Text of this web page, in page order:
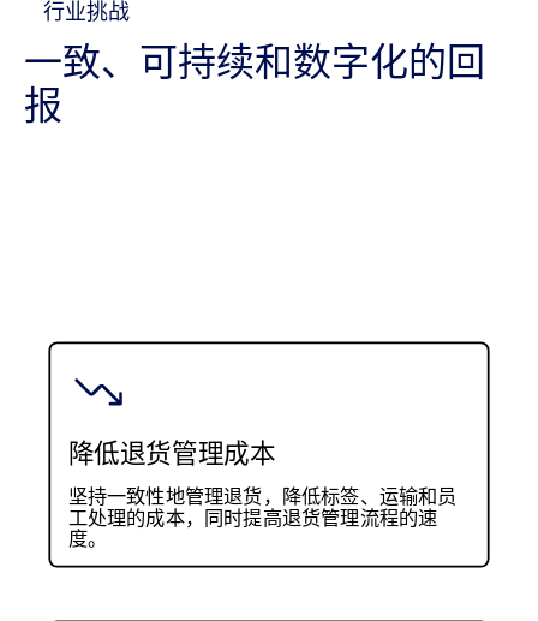
行业挑战
一致、可持续和数字化的回
报
降低退货管理成本
坚持一致性地管理退货，降低标签、运输和员
工处理的成本，同时提高退货管理流程的速
度。